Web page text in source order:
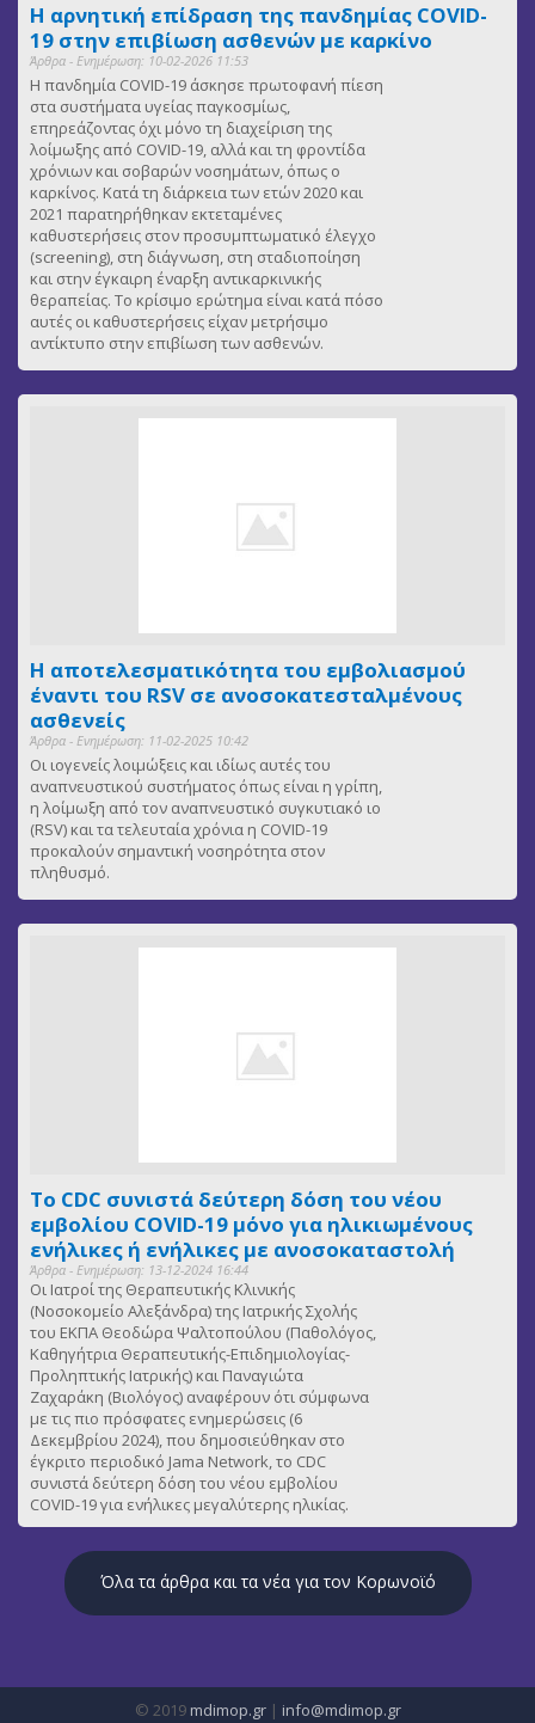
Η αρνητική επίδραση της πανδημίας COVID-
19 στην επιβίωση ασθενών με καρκίνο
Άρθρα - Ενημέρωση: 10-02-2026 11:53
Η πανδημία COVID-19 άσκησε πρωτοφανή πίεση
στα συστήματα υγείας παγκοσμίως,
επηρεάζοντας όχι μόνο τη διαχείριση της
λοίμωξης από COVID-19, αλλά και τη φροντίδα
χρόνιων και σοβαρών νοσημάτων, όπως ο
καρκίνος. Κατά τη διάρκεια των ετών 2020 και
2021 παρατηρήθηκαν εκτεταμένες
καθυστερήσεις στον προσυμπτωματικό έλεγχο
(screening), στη διάγνωση, στη σταδιοποίηση
και στην έγκαιρη έναρξη αντικαρκινικής
θεραπείας. Το κρίσιμο ερώτημα είναι κατά πόσο
αυτές οι καθυστερήσεις είχαν μετρήσιμο
αντίκτυπο στην επιβίωση των ασθενών.
Η αποτελεσματικότητα του εμβολιασμού
έναντι του RSV σε ανοσοκατεσταλμένους
ασθενείς
Άρθρα - Ενημέρωση: 11-02-2025 10:42
Οι ιογενείς λοιμώξεις και ιδίως αυτές του
αναπνευστικού συστήματος όπως είναι η γρίπη,
η λοίμωξη από τον αναπνευστικό συγκυτιακό ιο
(RSV) και τα τελευταία χρόνια η COVID-19
προκαλούν σημαντική νοσηρότητα στον
πληθυσμό.
Το CDC συνιστά δεύτερη δόση του νέου
εμβολίου COVID-19 μόνο για ηλικιωμένους
ενήλικες ή ενήλικες με ανοσοκαταστολή
Άρθρα - Ενημέρωση: 13-12-2024 16:44
Οι Ιατροί της Θεραπευτικής Κλινικής
(Νοσοκομείο Αλεξάνδρα) της Ιατρικής Σχολής
του ΕΚΠΑ Θεοδώρα Ψαλτοπούλου (Παθολόγος,
Καθηγήτρια Θεραπευτικής-Επιδημιολογίας-
Προληπτικής Ιατρικής) και Παναγιώτα
Ζαχαράκη (Βιολόγος) αναφέρουν ότι σύμφωνα
με τις πιο πρόσφατες ενημερώσεις (6
Δεκεμβρίου 2024), που δημοσιεύθηκαν στο
έγκριτο περιοδικό Jama Network, το CDC
συνιστά δεύτερη δόση του νέου εμβολίου
COVID-19 για ενήλικες μεγαλύτερης ηλικίας.
Όλα τα άρθρα και τα νέα για τον Κορωνοϊό
© 2019 mdimop.gr| info@mdimop.gr